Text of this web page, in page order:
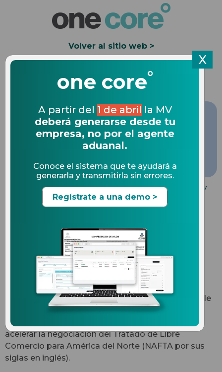
Volver al sitio web >
Solicita una Demo
NOVEDADES DE COMERCIO EXTERIOR 03.02.2017
Previsiones del plan de
Donald Trump asumió la presidencia de Estados
Unidos el pasado 20 de enero y en pocos días ha
generado un gran debate debido a su estrategia de
gobierno. Además de la polémica sobre la
construcción del muro fronterizo, Trump quiere
acelerar la negociación del Tratado de Libre
Comercio para América del Norte (NAFTA por sus
siglas en inglés).
X
one core°
A partir del 1 de abril la MV
deberá generarse desde tu
empresa, no por el agente
aduanal.
Conoce el sistema que te ayudará a
generarla y transmitirla sin errores.
Regístrate a una demo >